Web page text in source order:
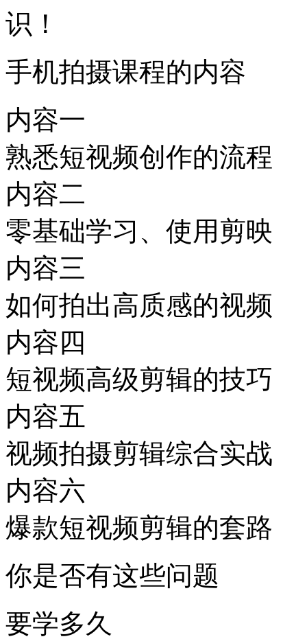
识！
手机拍摄课程的内容
内容一
熟悉短视频创作的流程
内容二
零基础学习、使用剪映
内容三
如何拍出高质感的视频
内容四
短视频高级剪辑的技巧
内容五
视频拍摄剪辑综合实战
内容六
爆款短视频剪辑的套路
你是否有这些问题
要学多久